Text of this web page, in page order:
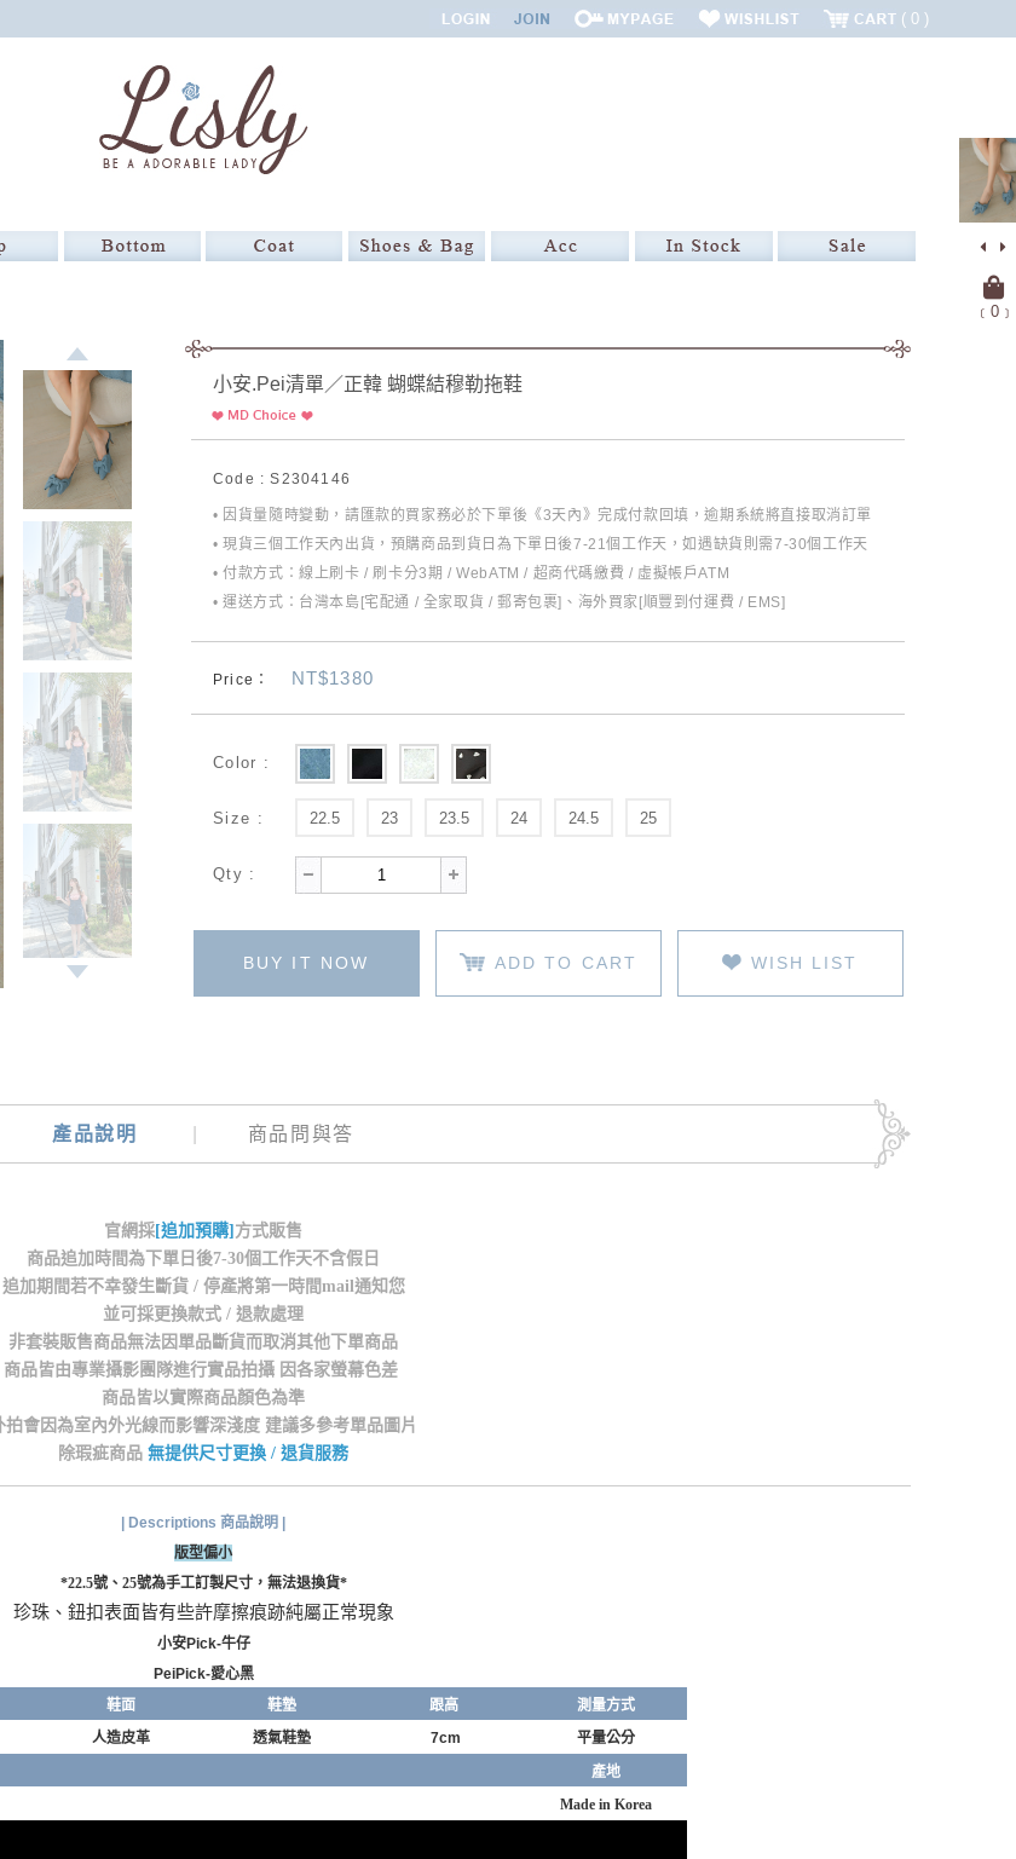
0
﹝ 0﹞
小安.Pei清單／正韓 蝴蝶結穆勒拖鞋
Code : S2304146
• 因貨量隨時變動，請匯款的買家務必於下單後《3天內》完成付款回填，逾期系統將直接取消訂單
• 現貨三個工作天內出貨，預購商品到貨日為下單日後7-21個工作天，如遇缺貨則需7-30個工作天
• 付款方式：線上刷卡 / 刷卡分3期 / WebATM / 超商代碼繳費 / 虛擬帳戶ATM
• 運送方式：台灣本島[宅配通 / 全家取貨 / 郵寄包裹]、海外買家[順豐到付運費 / EMS]
Price： NT$1380
Color :
Size : 22.5 23 23.5 24 24.5 25
Qty :
BUY IT NOW ADD TO CART WISH LIST
產品說明 商品問與答
官網採[追加預購] 方式販售
商品追加時間為下單日後7-30個工作天不含假日
追加期間若不幸發生斷貨 / 停產將第一時間mail通知您
並可採更換款式 / 退款處理
非套裝販售商品無法因單品斷貨而取消其他下單商品
商品皆由專業攝影團隊進行實品拍攝 因各家螢幕色差
商品皆以實際商品顏色為準
拍會因為室內外光線而影響深淺度 建議多參考單品圖片
除瑕疵商品 無提供尺寸更換 / 退貨服務
| Descriptions 商品說明 |
版型偏小
*22.5號、25號為手工訂製尺寸，無法退換貨*
珍珠、鈕扣表面皆有些許摩擦痕跡純屬正常現象
小安Pick-牛仔
PeiPick-愛心黑
鞋面 鞋墊 跟高
測量方式
人造皮革 透氣鞋墊 7cm
平量公分
產地
Made in Korea